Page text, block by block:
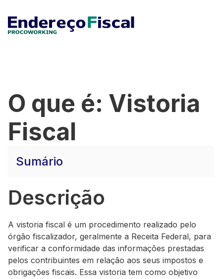
O que é: Vistoria
Fiscal
Sumário
Descrição
A vistoria fiscal é um procedimento realizado pelo
órgão fiscalizador, geralmente a Receita Federal, para
verificar a conformidade das informações prestadas
pelos contribuintes em relação aos seus impostos e
obrigações fiscais. Essa vistoria tem como objetivo